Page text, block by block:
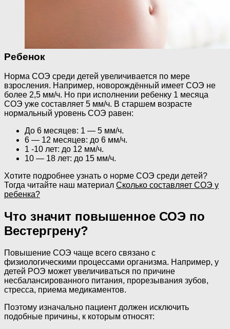
Ребенок
Норма СОЭ среди детей увеличивается по мере
взросления. Например, новорождённый имеет СОЭ не
более 2,5 мм/ч. Но при исполнении ребенку 1 месяца
СОЭ уже составляет 5 мм/ч. В старшем возрасте
нормальный уровень СОЭ равен:
До 6 месяцев: 1 — 5 мм/ч.
6 — 12 месяцев: до 6 мм/ч.
1 -10 лет: до 12 мм/ч.
10 — 18 лет: до 15 мм/ч.
Хотите подробнее узнать о норме СОЭ среди детей?
Тогда читайте наш материал Сколько составляет СОЭ у
ребенка?
Что значит повышенное СОЭ по
Вестергрену?
Повышение СОЭ чаще всего связано с
физиологическими процессами организма. Например, у
детей РОЭ может увеличиваться по причине
несбалансированного питания, прорезывания зубов,
стресса, приема медикаментов.
Поэтому изначально пациент должен исключить
подобные причины, к которым относят: